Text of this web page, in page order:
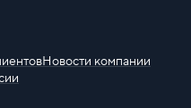
Новости компании